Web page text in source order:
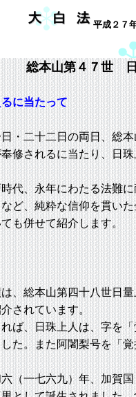
平成２７
総本山第４７世
に当たって
二十二日の両日、総本
修されるに当たり、日
、永年にわたる法難に
ど、純粋な信仰を貫い
も併せて紹介します。
総本山第四十八世日量
されています。
、日珠上人は、字を「
た。また阿闍梨号を「
一七六九）年、加賀国